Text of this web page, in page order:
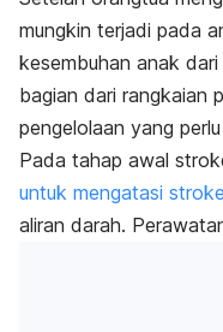
mungkin terjadi pada
kesembuhan anak
bagian dari rangkaian
pengelolaan yang
Pada tahap awal
untuk mengatasi stroke
aliran darah.